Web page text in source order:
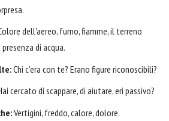
dell'aereo, fumo, fiamme, il terreno
di acqua.
Chi c'era con te? Erano figure riconoscibili?
cercato di scappare, di aiutare, eri passivo?
Vertigini, freddo, calore, dolore.